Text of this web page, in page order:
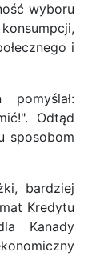
wyboru
i
Odtąd
sposobom
bardziej
Kredytu
Kanady